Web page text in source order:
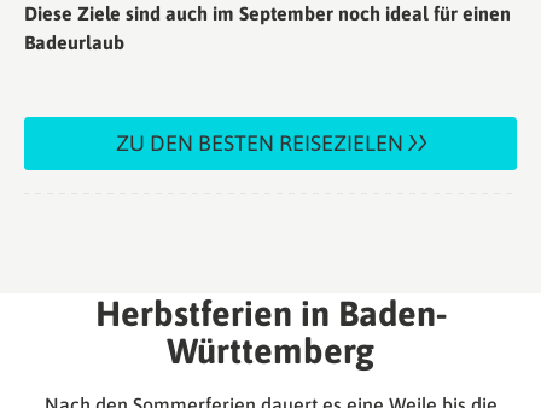
Diese Ziele sind auch im September noch ideal für einen
Badeurlaub
ZU DEN BESTEN REISEZIELEN
Herbstferien in Baden-
Württemberg